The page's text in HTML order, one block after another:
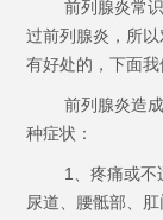
前列腺炎常
过前列腺炎，所
有好处的，下面
前列腺炎造
种症状：
1、疼痛或不
尿道、腰骶部、肛